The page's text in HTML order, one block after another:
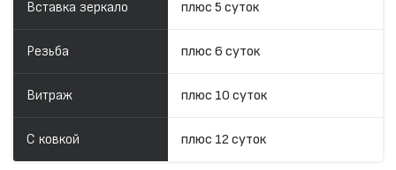
Вставка зеркало плюс 5 суток
Резьба плюс 6 суток
Витраж плюс 10 суток
С ковкой плюс 12 суток